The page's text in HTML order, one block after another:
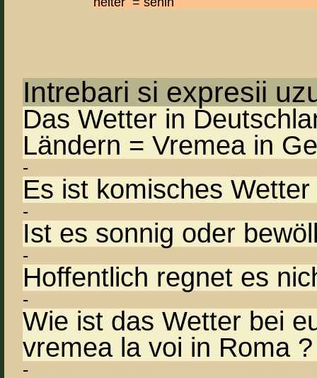
Intrebari si expresii
Das Wetter in
Ländern = Vremea in
-
Es ist komisches
-
Ist es sonnig oder
-
Hoffentlich regnet es
-
Wie ist das Wetter bei
vremea la voi in Roma ?
-